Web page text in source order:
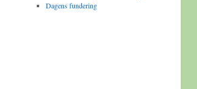
Dagens fundering